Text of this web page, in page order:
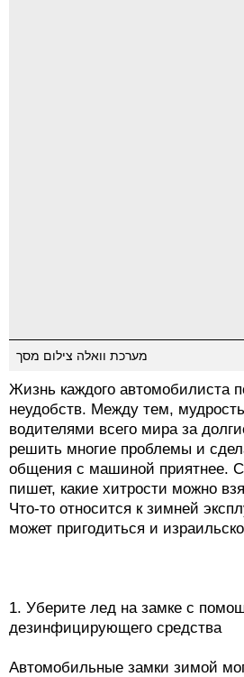
מערכת וואלה צילום מסך
Жизнь каждого автомобилиста
неудобств. Между тем,
водителями всего мира за
решить многие проблемы и
общения с машиной приятнее.
пишет, какие хитрости можно
Что-то относится к зимней
может пригодиться и
1. Уберите лед на замке с
дезинфицирующего средства
Автомобильные замки зимой